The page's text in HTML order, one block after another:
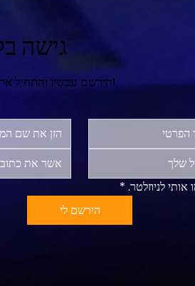
גישה
הירשם עכשיו והתחיל את המסע שלך לחיים מאושרים ומספקים יותר!
לניוזלטר. *
הירשם לי